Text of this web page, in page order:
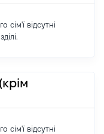
сім'ї відсутні
сім'ї відсутні